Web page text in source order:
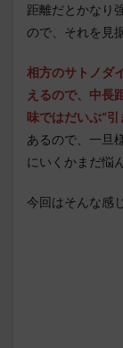
距離だとかなり
ので、それを見
相方のサトノダ
えるので、中長
味ではだいぶ“
あるので、一旦
にいくかまだ悩
今回はそんな感